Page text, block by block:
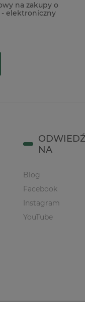
na zakupy o
- elektroniczny
NA
Blog
Facebook
Instagram
YouTube